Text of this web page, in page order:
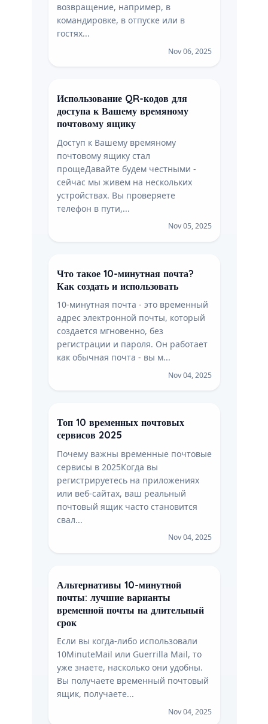
возвращение, например, в
командировке, в отпуске или в
гостях...
Nov 06, 2025
Использование QR-кодов для
доступа к Вашему времяному
почтовому ящику
Доступ к Вашему времяному
почтовому ящику стал
прощеДавайте будем честными -
сейчас мы живем на нескольких
устройствах. Вы проверяете
телефон в пути,...
Nov 05, 2025
Что такое 10-минутная почта?
Как создать и использовать
10-минутная почта - это временный
адрес электронной почты, который
создается мгновенно, без
регистрации и пароля. Он работает
как обычная почта - вы м...
Nov 04, 2025
Топ 10 временных почтовых
сервисов 2025
Почему важны временные почтовые
сервисы в 2025Когда вы
регистрируетесь на приложениях
или веб-сайтах, ваш реальный
почтовый ящик часто становится
свал...
Nov 04, 2025
Альтернативы 10-минутной
почты: лучшие варианты
временной почты на длительный
срок
Если вы когда-либо использовали
10MinuteMail или Guerrilla Mail, то
уже знаете, насколько они удобны.
Вы получаете временный почтовый
ящик, получаете...
Nov 04, 2025